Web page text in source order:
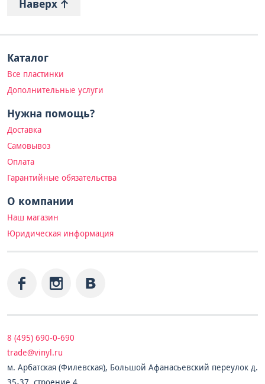
Наверх
Каталог
Все пластинки
Дополнительные услуги
Нужна помощь?
Доставка
Самовывоз
Оплата
Гарантийные обязательства
О компании
Наш магазин
Юридическая информация
8 (495) 690-0-690
trade@vinyl.ru
м. Арбатская (Филевская), Большой Афанасьевский переулок д.